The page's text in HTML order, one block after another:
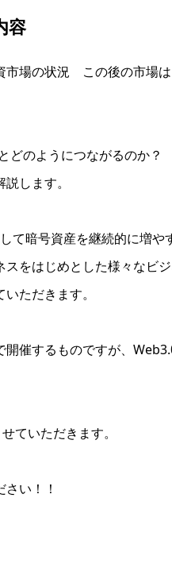
容
市場の状況 この後の市場
どのようにつながるのか？
します。
て暗号資産を継続的に増や
スをはじめとした様々なビ
ただきます。
催するものですが、
ていただきます。
い！！